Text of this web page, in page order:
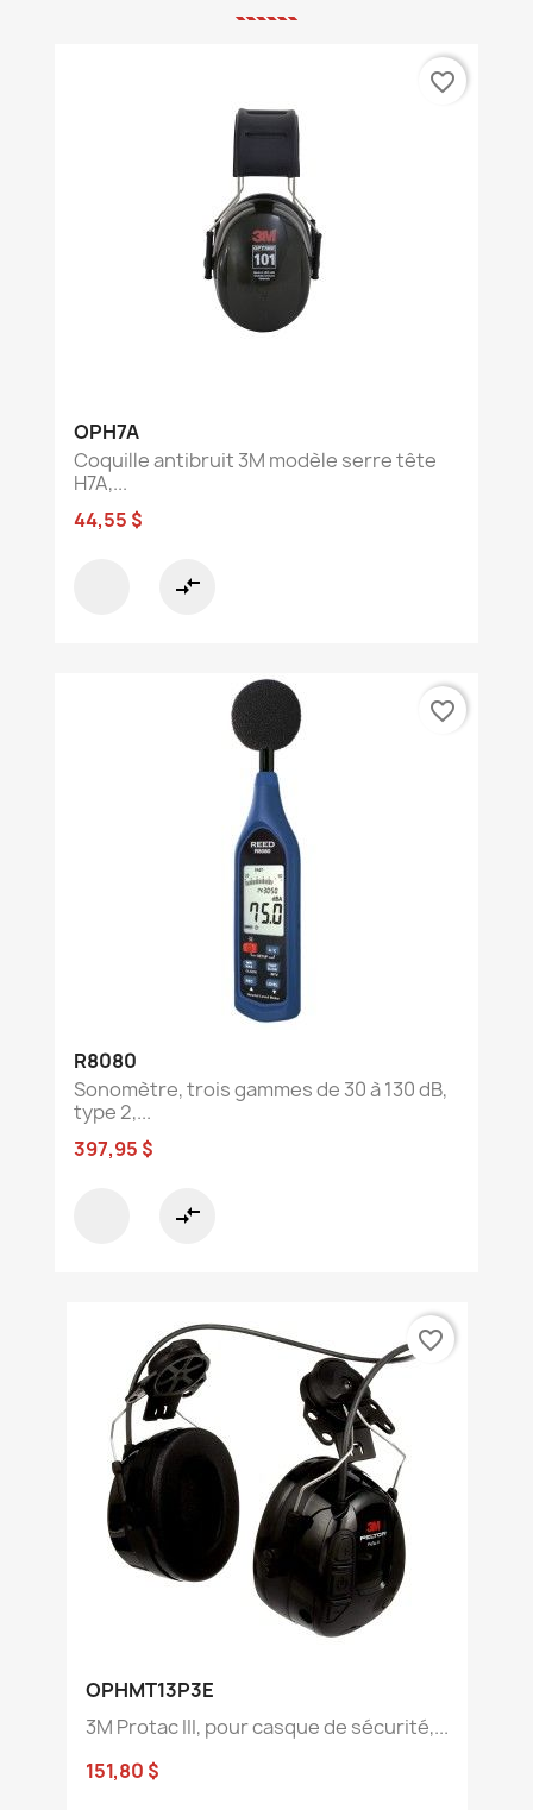
OPH7A
Coquille antibruit 3M modèle serre tête
H7A,...
44,55 $
compare_arrows
favorite_border
R8080
Sonomètre, trois gammes de 30 à 130 dB,
type 2,...
397,95 $
compare_arrows
favorite_border
OPHMT13P3E
3M Protac III, pour casque de sécurité,...
151,80 $
favorite_border